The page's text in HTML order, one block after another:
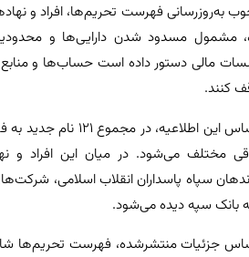
به‌روزرسانی فهرست تحریم‌ها، افراد و
مشمول مسدود شدن دارایی‌ها و
مالی دستور داده است حساب‌ها و منابع
کنند.
بر اساس این
مختلف می‌شود. در میان این افراد و
سپاه پاسداران انقلاب اسلامی،
بانک سپه دیده می‌شود.
جزئیات منتشرشده، فهرست تحریم‌ها